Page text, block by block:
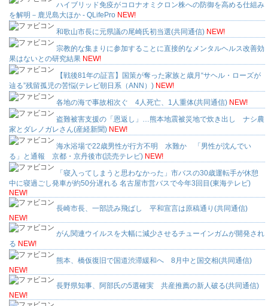
ハイブリッド免疫がコロナオミクロン株への防御を高める仕組み
を解明－鹿児島大ほか - QLifePro NEW!
和歌山市長に元県議の尾崎氏初当選(共同通信) NEW!
宗教的な集まりに参加することに直接的なメンタルヘルス改善効
果はないとの研究結果 NEW!
【戦後81年の証言】国策が奪った家族と歳月“サヘル・ローズが
辿る”残留孤児の苦悩(テレビ朝日系（ANN）) NEW!
各地の海で事故相次ぐ 4人死亡、1人重体(共同通信) NEW!
盗難被害支援の「恩返し」…熊本地震被災地で炊き出し ナシ農
家とダレノガレさん(産経新聞) NEW!
海水浴場で22歳男性が行方不明 水難か 「男性が沈んでい
る」と通報 京都・京丹後市(読売テレビ) NEW!
「寝入ってしまうと思わなかった」市バスの30歳運転手が休憩
中に寝過ごし発車が約50分遅れる 名古屋市営バスで今年3回目(東海テレビ)
NEW!
長崎市長、一部読み飛ばし 平和宣言は原稿通り(共同通信)
NEW!
がん関連ウイルスを大幅に減少させるチューインガムが開発され
る NEW!
熊本、橋仮復旧で国道渋滞緩和へ 8月中と国交相(共同通信)
NEW!
長野県知事、阿部氏の5選確実 共産推薦の新人破る(共同通信)
NEW!